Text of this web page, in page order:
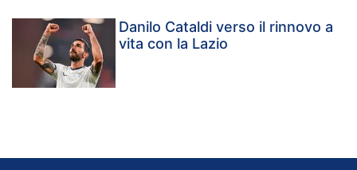
Danilo Cataldi verso il rinnovo a
vita con la Lazio